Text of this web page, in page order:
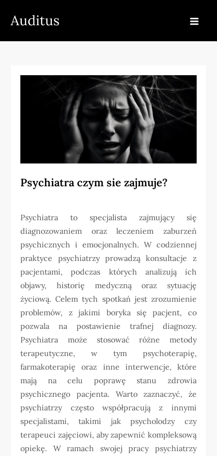
Auditus
Psychiatra czym sie zajmuje?
Psychiatra to specjalista zajmujący się
diagnozowaniem oraz leczeniem zaburzeń
psychicznych i emocjonalnych. W codziennej
praktyce psychiatrzy prowadzą konsultacje z
pacjentami, podczas których analizują ich
objawy, historię medyczną oraz sytuację
życiową. Celem tych spotkań jest zrozumienie
problemów, z jakimi boryka się pacjent, co
pozwala na postawienie trafnej diagnozy.
Psychiatra może stosować różne metody
terapeutyczne, w tym psychoterapię,
farmakoterapię oraz inne interwencje, które
mają na celu poprawę stanu zdrowia
psychicznego pacjenta. Warto zaznaczyć, że
psychiatrzy często współpracują z innymi
specjalistami, takimi jak psycholodzy czy
terapeuci zajęciowi, aby zapewnić kompleksową
opiekę. W ramach swojej pracy psychiatrzy